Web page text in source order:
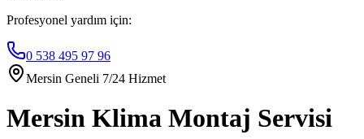
Profesyonel yardım için:
0 538 495 97 96
Mersin Geneli 7/24 Hizmet
Mersin Klima Montaj Servisi